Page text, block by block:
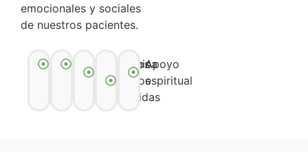
emocionales y sociales
de nuestros pacientes.
PsicologíaNutriciónCuidados
paliativos
Clínica
de
heridas
Apoyo
espiritual